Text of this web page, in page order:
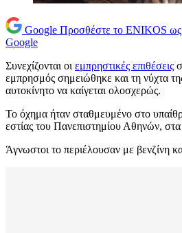
Google Προσθέστε το ENIKOS ως
Google
Συνεχίζονται οι εμπρηστικές επιθέσεις
εμπρησμός σημειώθηκε και τη νύχτα
αυτοκίνητο να καίγεται ολοσχερώς.
Το όχημα ήταν σταθμευμένο στο
εστίας του Πανεπιστημίου Αθηνών, στα
Άγνωστοι το περιέλουσαν με βενζίνη